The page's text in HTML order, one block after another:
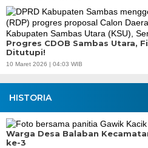
Progres CDOB Sambas Utara,
Ditutupi!
10 Maret 2026 | 04:03 WIB
HISTORIA
Warga Desa Balaban
ke-3